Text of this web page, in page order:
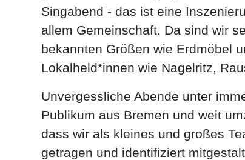
Singabend - das ist eine
allem Gemeinschaft. Da sind wir
bekannten Größen wie Erdmöbel
Lokalheld*innen wie Nagelritz,
Unvergessliche Abende unter
Publikum aus Bremen und weit
dass wir als kleines und großes
getragen und identifiziert